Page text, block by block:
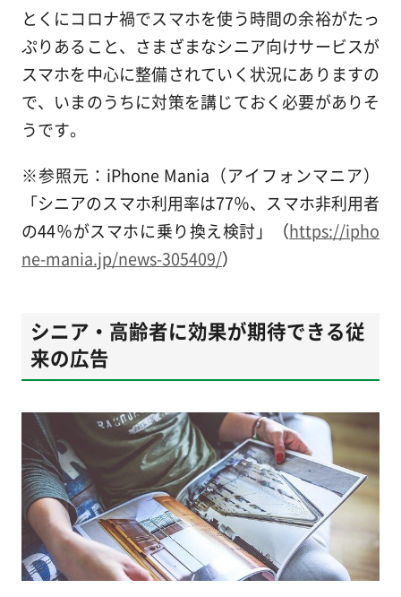
とくにコロナ禍でスマホを使う時間の余裕がたっ
ぷりあること、さまざまなシニア向けサービスが
スマホを中心に整備されていく状況にありますの
で、いまのうちに対策を講じておく必要がありそ
うです。
※参照元：iPhone Mania（アイフォンマニア）
「シニアのスマホ利用率は77％、スマホ非利用者
の44％がスマホに乗り換え検討」（https://ipho
ne-mania.jp/news-305409/）
シニア・高齢者に効果が期待できる従
来の広告